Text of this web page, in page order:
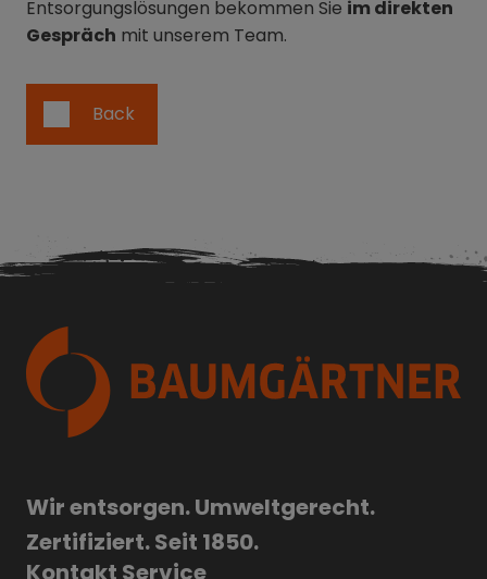
Entsorgungslösungen bekommen Sie im direkten
Gespräch mit unserem Team.
Back
Wir entsorgen. Umweltgerecht.
Zertifiziert. Seit 1850.
Kontakt Service